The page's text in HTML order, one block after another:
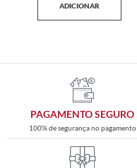
ADICIONAR
PAGAMENTO SEGURO
100% de segurança no pagamento